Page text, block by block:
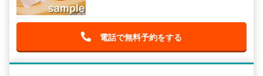
電話で無料予約をする